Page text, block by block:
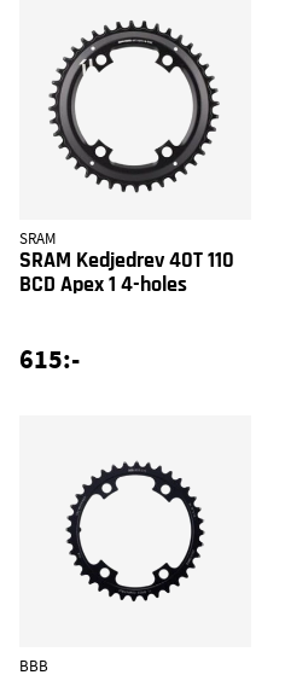
SRAM
SRAM Kedjedrev 40T 110
BCD Apex 1 4-holes
615:-
BBB